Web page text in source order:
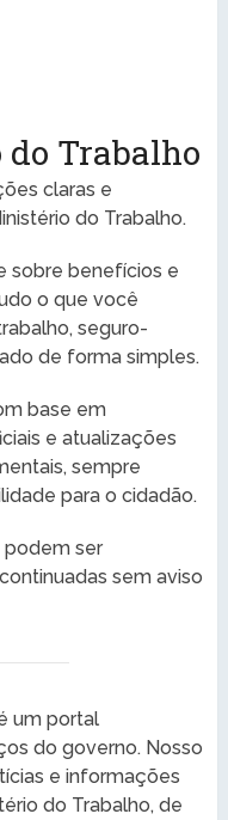
Trabalho
claras e
do Trabalho.
sobre benefícios e
o que você
seguro-
de forma simples.
base em
e atualizações
sempre
para o cidadão.
podem ser
sem aviso
um portal
do governo. Nosso
e informações
do Trabalho, de